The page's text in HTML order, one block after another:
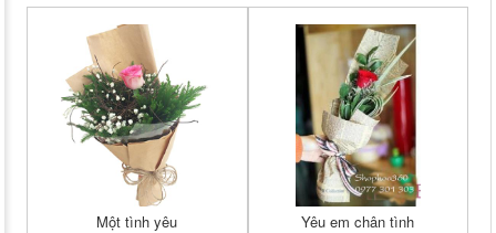
Một tình yêu Yêu em chân tình